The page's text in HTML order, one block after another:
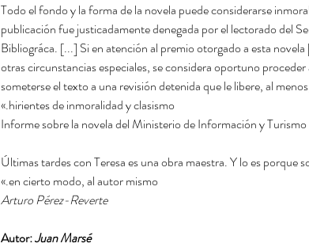
«Todo el fondo y la forma de la novela puede considerarse
publicación fue justicadamente denegada por el lectorado del
Bibliográca. [...] Si en atención al premio otorgado a esta
otras circunstancias especiales, se considera oportuno
someterse el texto a una revisión detenida que le libere, al
hirientes de inmoralidad y clasismo.»
Informe sobre la novela del Ministerio de Información y
«Últimas tardes con Teresa es una obra maestra. Y lo es porque
en cierto modo, al autor mismo.»
Arturo Pérez-Reverte
Autor:Juan Marsé